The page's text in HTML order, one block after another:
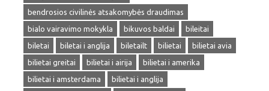
bendrosios civilinės atsakomybės draudimas
bialo vairavimo mokykla
bikuvos baldai
bileitai
biletai
biletai i anglija biletailt bilietai
bilietai avia
bilietai greitai
bilietai i airija
bilietai i amerika
bilietai i amsterdama
bilietai i anglija